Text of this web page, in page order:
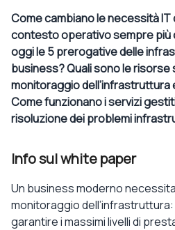
Come cambiano le necessità IT
contesto operativo sempre più
oggi le 5 prerogative delle
business? Quali sono le risorse
monitoraggio dell’infrastruttura
Come funzionano i servizi
risoluzione dei problemi
Info sul white paper
Un business moderno
monitoraggio
garantire i massimi livelli di